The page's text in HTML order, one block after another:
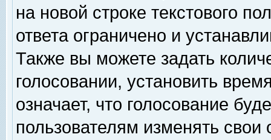
на новой строке текстового
ответа ограничено и
Также вы можете задать
голосовании, установить
означает, что голосование
пользователям изменять свои